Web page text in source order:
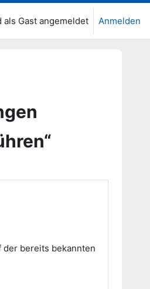
als Gast angemeldet Anmelden
bereits bekannten